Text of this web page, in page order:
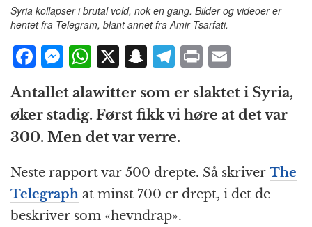
Syria kollapser i brutal vold, nok en gang. Bilder og videoer er
hentet fra Telegram, blant annet fra Amir Tsarfati.
F
a
c
e
b
o
o
k
M
ss
e
n
g
e
r
W
h
at
s
A
p
p
X S
a
p
c
h
at
T
e
g
r
a
m
P
ri
n
t
m
ai
l
Antallet alawitter som er slaktet i Syria,
øker stadig. Først fikk vi høre at det var
300. Men det var verre.
Neste rapport var 500 drepte. Så skriver The
Telegraph at minst 700 er drept, i det de
beskriver som «hevndrap».